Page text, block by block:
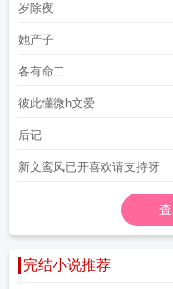
岁除夜
她产子
各有命二
彼此懂微h文爱
后记
新文鸾凤已开喜欢请支持呀
完结小说推荐